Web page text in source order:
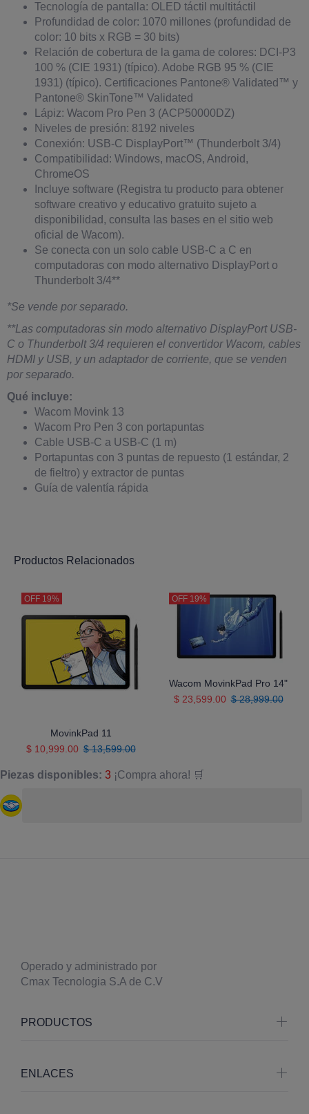
Tecnología de pantalla: OLED táctil multitáctil
Profundidad de color: 1070 millones (profundidad de
color: 10 bits x RGB = 30 bits)
Relación de cobertura de la gama de colores: DCI-P3
100 % (CIE 1931) (típico). Adobe RGB 95 % (CIE
1931) (típico). Certificaciones Pantone® Validated™ y
Pantone® SkinTone™ Validated
Lápiz: Wacom Pro Pen 3 (ACP50000DZ)
Niveles de presión: 8192 niveles
Conexión: USB-C DisplayPort™ (Thunderbolt 3/4)
Compatibilidad: Windows, macOS, Android,
ChromeOS
Incluye software (Registra tu producto para obtener
software creativo y educativo gratuito sujeto a
disponibilidad, consulta las bases en el sitio web
oficial de Wacom).
Se conecta con un solo cable USB-C a C en
computadoras con modo alternativo DisplayPort o
Thunderbolt 3/4**
*Se vende por separado.
**Las computadoras sin modo alternativo DisplayPort USB-
C o Thunderbolt 3/4 requieren el convertidor Wacom, cables
HDMI y USB, y un adaptador de corriente, que se venden
por separado.
Qué incluye:
Wacom Movink 13
Wacom Pro Pen 3 con portapuntas
Cable USB-C a USB-C (1 m)
Portapuntas con 3 puntas de repuesto (1 estándar, 2
de fieltro) y extractor de puntas
Guía de valentía rápida
Productos Relacionados
OFF 19%
MovinkPad 11
$ 10,999.00 $ 13,599.00
OFF 19%
Wacom MovinkPad Pro 14"
$ 23,599.00 $ 28,999.00
Piezas disponibles: 3 ¡Compra ahora! 🛒
Operado y administrado por
Cmax Tecnologia S.A de C.V
PRODUCTOS
ENLACES